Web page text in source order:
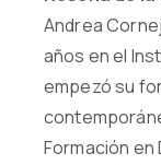
Andrea
años en el
empezó su
Formación en